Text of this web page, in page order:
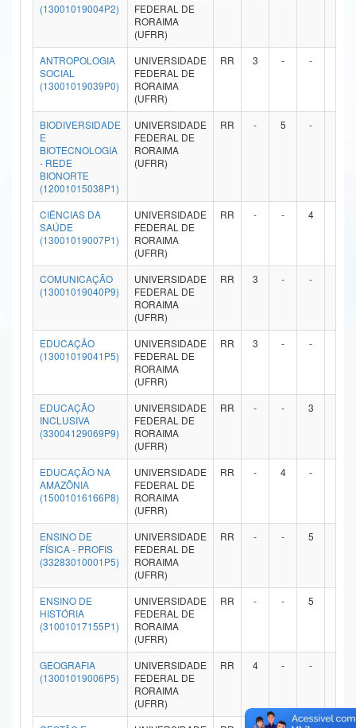
Ministério da Ciência, Tecnologia, Inovações e Comunicações
Ministério do Meio Ambiente
Ministério do Turismo
Ministério do Desenvolvimento Regional
Controladoria-Geral da União
Ministério da Mulher, da Família e dos Direitos Humanos
Secretaria-Geral
Secretaria de Governo
Gabinete de Segurança Institucional
Banco Central do Brasil
(13001019004P2)
FEDERAL DE
RORAIMA
(UFRR)
ANTROPOLOGIA
SOCIAL
(13001019039P0)
UNIVERSIDADE
FEDERAL DE
RORAIMA
(UFRR)
RR 3 - -
BIODIVERSIDADE
E
BIOTECNOLOGIA
- REDE
BIONORTE
(12001015038P1)
UNIVERSIDADE
FEDERAL DE
RORAIMA
(UFRR)
RR - 5 -
CIÊNCIAS DA
SAÚDE
(13001019007P1)
UNIVERSIDADE
FEDERAL DE
RORAIMA
(UFRR)
RR - - 4
COMUNICAÇÃO
(13001019040P9)
UNIVERSIDADE
FEDERAL DE
RORAIMA
(UFRR)
RR 3 - -
EDUCAÇÃO
(13001019041P5)
UNIVERSIDADE
FEDERAL DE
RORAIMA
(UFRR)
RR 3 - -
EDUCAÇÃO
INCLUSIVA
(33004129069P9)
UNIVERSIDADE
FEDERAL DE
RORAIMA
(UFRR)
RR - - 3
EDUCAÇÃO NA
AMAZÔNIA
(15001016166P8)
UNIVERSIDADE
FEDERAL DE
RORAIMA
(UFRR)
RR - 4 -
ENSINO DE
FÍSICA - PROFIS
(33283010001P5)
UNIVERSIDADE
FEDERAL DE
RORAIMA
(UFRR)
RR - - 5
ENSINO DE
HISTÓRIA
(31001017155P1)
UNIVERSIDADE
FEDERAL DE
RORAIMA
(UFRR)
RR - - 5
GEOGRAFIA
(13001019006P5)
UNIVERSIDADE
FEDERAL DE
RORAIMA
(UFRR)
RR 4 - -